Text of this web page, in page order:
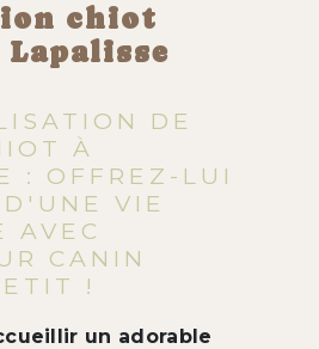
chiot
DE
À
: OFFREZ-LUI
VIE
AVEC
CANIN
!
un adorable